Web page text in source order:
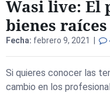
Wasi live: El
bienes
Fecha: febrero 9, 2021 |
Si quieres conocer las
cambio en los